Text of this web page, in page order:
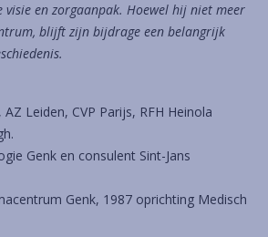
visie en zorgaanpak. Hoewel hij niet meer
blijft zijn bijdrage een belangrijk
Leiden, CVP Parijs, RFH Heinola
Genk en consulent Sint-Jans
Genk, 1987 oprichting Medisch